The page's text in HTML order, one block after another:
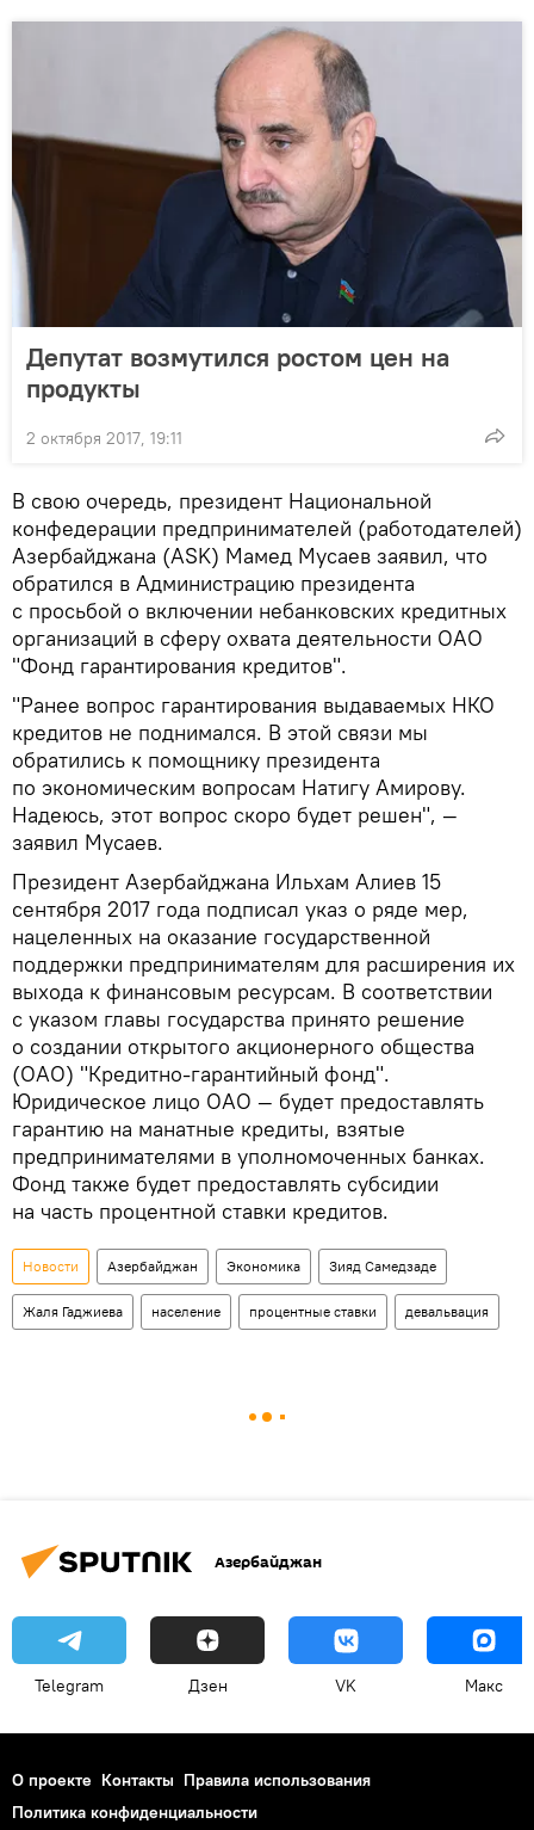
Депутат возмутился ростом цен на
продукты
2 октября 2017, 19:11
В свою очередь, президент Национальной
конфедерации предпринимателей (работодателей)
Азербайджана (ASK) Мамед Мусаев заявил, что
обратился в Администрацию президента
с просьбой о включении небанковских кредитных
организаций в сферу охвата деятельности ОАО
"Фонд гарантирования кредитов".
"Ранее вопрос гарантирования выдаваемых НКО
кредитов не поднимался. В этой связи мы
обратились к помощнику президента
по экономическим вопросам Натигу Амирову.
Надеюсь, этот вопрос скоро будет решен", —
заявил Мусаев.
Президент Азербайджана Ильхам Алиев 15
сентября 2017 года подписал указ о ряде мер,
нацеленных на оказание государственной
поддержки предпринимателям для расширения их
выхода к финансовым ресурсам. В соответствии
с указом главы государства принято решение
о создании открытого акционерного общества
(ОАО) "Кредитно-гарантийный фонд".
Юридическое лицо ОАО — будет предоставлять
гарантию на манатные кредиты, взятые
предпринимателями в уполномоченных банках.
Фонд также будет предоставлять субсидии
на часть процентной ставки кредитов.
Новости Азербайджан Экономика Зияд Самедзаде
Жаля Гаджиева население процентные ставки девальвация
Азербайджан
Telegram Дзен VK Макс
О проекте Контакты Правила использования
Политика конфиденциальности